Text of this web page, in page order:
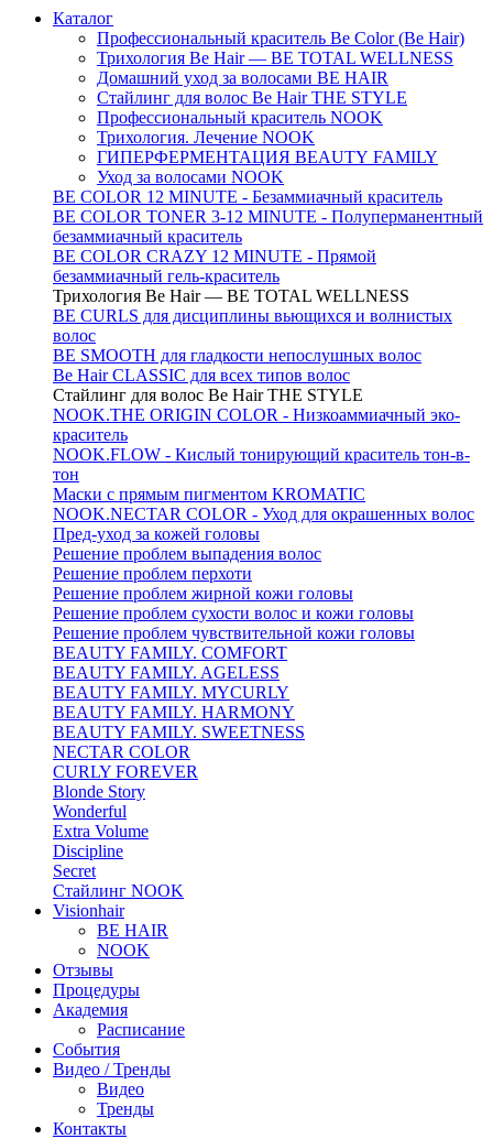
Каталог
Профессиональный краситель Be Color (Be Hair)
Трихология Be Hair — BE TOTAL WELLNESS
Домашний уход за волосами BE HAIR
Стайлинг для волос Be Hair THE STYLE
Профессиональный краситель NOOK
Трихология. Лечение NOOK
ГИПЕРФЕРМЕНТАЦИЯ BEAUTY FAMILY
Уход за волосами NOOK
BE COLOR 12 MINUTE - Безаммиачный краситель
BE COLOR TONER 3-12 MINUTE - Полуперманентный
безаммиачный краситель
BE COLOR CRAZY 12 MINUTE - Прямой
безаммиачный гель-краситель
Трихология Be Hair — BE TOTAL WELLNESS
BE CURLS для дисциплины вьющихся и волнистых
волос
BE SMOOTH для гладкости непослушных волос
Be Hair CLASSIC для всех типов волос
Стайлинг для волос Be Hair THE STYLE
NOOK.THE ORIGIN COLOR - Низкоаммиачный эко-
краситель
NOOK.FLOW - Кислый тонирующий краситель тон-в-
тон
Маски с прямым пигментом KROMATIC
NOOK.NECTAR COLOR - Уход для окрашенных волос
Пред-уход за кожей головы
Решение проблем выпадения волос
Решение проблем перхоти
Решение проблем жирной кожи головы
Решение проблем сухости волос и кожи головы
Решение проблем чувствительной кожи головы
BEAUTY FAMILY. COMFORT
BEAUTY FAMILY. AGELESS
BEAUTY FAMILY. MYCURLY
BEAUTY FAMILY. HARMONY
BEAUTY FAMILY. SWEETNESS
NECTAR COLOR
CURLY FOREVER
Blonde Story
Wonderful
Extra Volume
Discipline
Secret
Стайлинг NOOK
Visionhair
BE HAIR
NOOK
Отзывы
Процедуры
Академия
Расписание
События
Видео / Тренды
Видео
Тренды
Контакты